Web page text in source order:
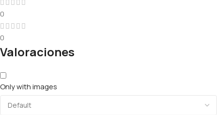
0
0
Valoraciones
Only with images